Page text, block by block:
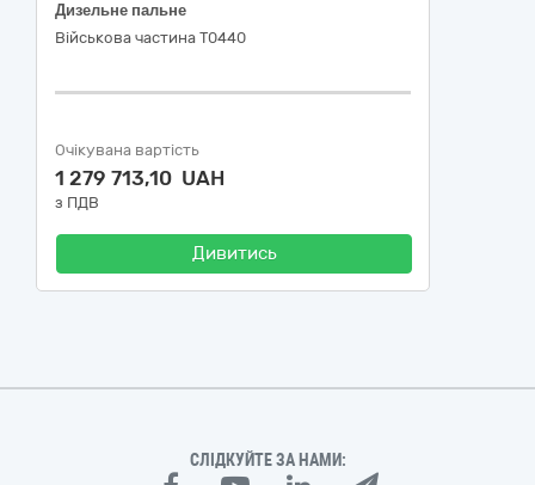
Дизельне пальне
Військова частина Т0440
Очікувана вартість
1 279 713,10 UAH
з ПДВ
Дивитись
СЛІДКУЙТЕ ЗА НАМИ: